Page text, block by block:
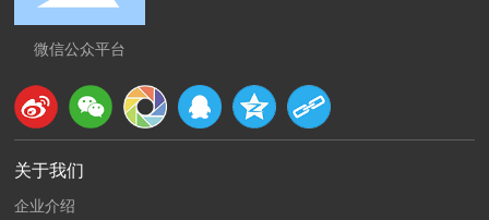
微信公众平台
关于我们
企业介绍